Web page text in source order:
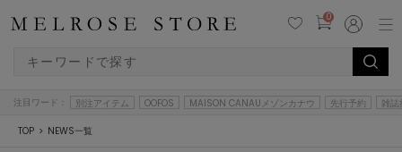
0
注目ワード： 別注アイテム OOFOS MAISON CANAUメゾンカナウ 先行予約 雑誌
TOP NEWS一覧